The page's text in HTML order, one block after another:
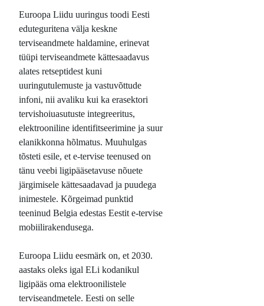
Euroopa Liidu uuringus toodi Eesti
eduteguritena välja keskne
terviseandmete haldamine, erinevat
tüüpi terviseandmete kättesaadavus
alates retseptidest kuni
uuringutulemuste ja vastuvõttude
infoni, nii avaliku kui ka erasektori
tervishoiuasutuste integreeritus,
elektrooniline identifitseerimine ja suur
elanikkonna hõlmatus. Muuhulgas
tõsteti esile, et e-tervise teenused on
tänu veebi ligipääsetavuse nõuete
järgimisele kättesaadavad ja puudega
inimestele. Kõrgeimad punktid
teeninud Belgia edestas Eestit e-tervise
mobiilirakendusega.
Euroopa Liidu eesmärk on, et 2030.
aastaks oleks igal ELi kodanikul
ligipääs oma elektroonilistele
terviseandmetele. Eesti on selle